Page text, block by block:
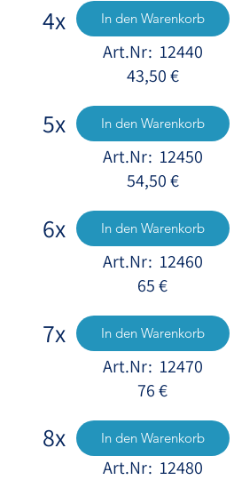
4x In den Warenkorb
Art.Nr: 12440
43,50 €
5x In den Warenkorb
Art.Nr: 12450
54,50 €
6x In den Warenkorb
Art.Nr: 12460
65 €
7x In den Warenkorb
Art.Nr: 12470
76 €
8x In den Warenkorb
Art.Nr: 12480